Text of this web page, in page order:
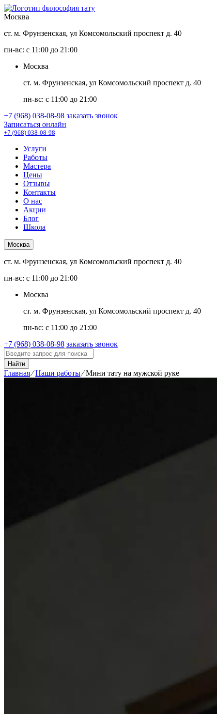
Москва
ст. м. Фрунзенская, ул Комсомольский проспект д. 40
пн-вс: с 11:00 до 21:00
Москва
ст. м. Фрунзенская, ул Комсомольский проспект д. 40
пн-вс: с 11:00 до 21:00
+7 (968) 038-08-98 заказать звонок
Записаться онлайн
+7 (968) 038-08-98
Услуги
Работы
Мастера
Цены
Отзывы
Контакты
О нас
Акции
Блог
Школа
Москва
ст. м. Фрунзенская, ул Комсомольский проспект д. 40
пн-вс: с 11:00 до 21:00
Москва
ст. м. Фрунзенская, ул Комсомольский проспект д. 40
пн-вс: с 11:00 до 21:00
+7 (968) 038-08-98 заказать звонок
Найти
Главная⁄Наши работы⁄Мини тату на мужской руке